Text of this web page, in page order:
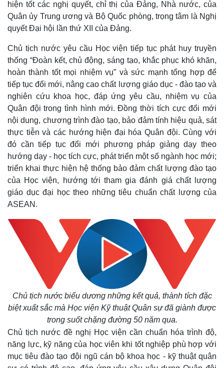
hiện tốt các nghị quyết, chỉ thị của Đảng, Nhà nước, của
Quân ủy Trung ương và Bộ Quốc phòng, trọng tâm là Nghị
quyết Đại hội lần thứ XII của Đảng.
Chủ tịch nước yêu cầu Học viện tiếp tục phát huy truyền
thống “Đoàn kết, chủ động, sáng tạo, khắc phục khó khăn,
hoàn thành tốt mọi nhiệm vụ” và sức mạnh tổng hợp để
tiếp tục đổi mới, nâng cao chất lượng giáo dục - đào tạo và
nghiên cứu khoa học, đáp ứng yêu cầu, nhiệm vụ của
Quân đội trong tình hình mới. Đồng thời tích cực đổi mới
nội dung, chương trình đào tạo, bảo đảm tính hiệu quả, sát
thực tiễn và các hướng hiện đại hóa Quân đội. Cùng với
đó cần tiếp tục đổi mới phương pháp giảng dạy theo
hướng dạy - học tích cực, phát triển một số ngành học mới;
triển khai thực hiện hệ thống bảo đảm chất lượng đào tạo
của Học viện, hướng tới tham gia đánh giá chất lượng
giáo dục đại học theo những tiêu chuẩn chất lượng của
ASEAN.
Chủ tịch nước biểu dương những kết quả, thành tích đặc
biệt xuất sắc mà Học viện Kỹ thuật Quân sự đã giành được
trong suốt chặng đường 50 năm qua.
Chủ tịch nước đề nghị Học viện cần chuẩn hóa trình độ,
năng lực, kỹ năng của học viên khi tốt nghiệp phù hợp với
mục tiêu đào tạo đội ngũ cán bộ khoa học - kỹ thuật quân